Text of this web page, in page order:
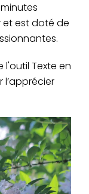
et est doté de
Texte en